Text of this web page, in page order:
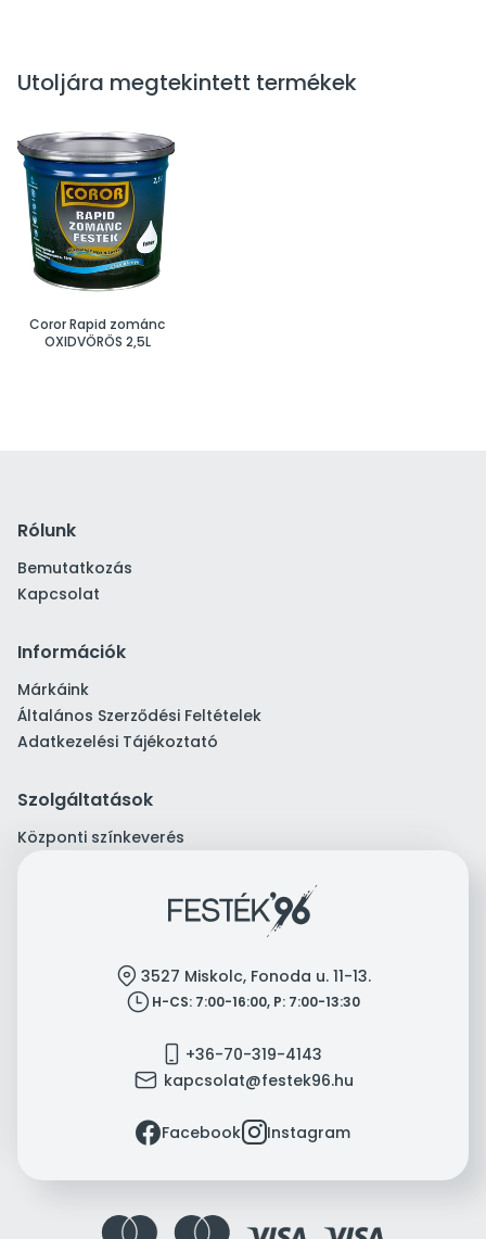
Utoljára megtekintett termékek
Coror Rapid zománc
OXIDVÖRÖS 2,5L
Rólunk
Bemutatkozás
Kapcsolat
Információk
Márkáink
Általános Szerződési Feltételek
Adatkezelési Tájékoztató
Szolgáltatások
Központi színkeverés
location 3527 Miskolc, Fonoda u. 11-13.
clock H-CS: 7:00-16:00, P: 7:00-13:30
mobile +36-70-319-4143
mail kapcsolat@festek96.hu
facebookFacebookinstagramInstagram